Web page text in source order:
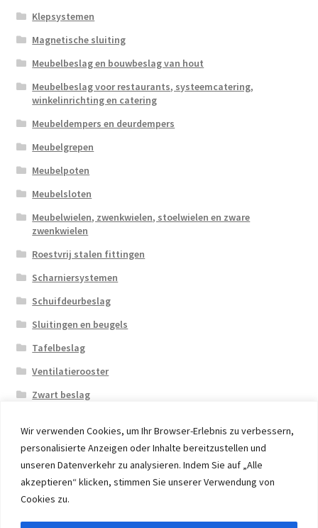
Wir verwenden Cookies, um Ihr Browser-Erlebnis zu verbessern,
personalisierte Anzeigen oder Inhalte bereitzustellen und
unseren Datenverkehr zu analysieren. Indem Sie auf „Alle
akzeptieren“ klicken, stimmen Sie unserer Verwendung von
Cookies zu.
Klepsystemen
Magnetische sluiting
Meubelbeslag en bouwbeslag van hout
Meubelbeslag voor restaurants, systeemcatering,
winkelinrichting en catering
Meubeldempers en deurdempers
Meubelgrepen
Meubelpoten
Meubelsloten
Meubelwielen, zwenkwielen, stoelwielen en zware
zwenkwielen
Roestvrij stalen fittingen
Scharniersystemen
Schuifdeurbeslag
Sluitingen en beugels
Tafelbeslag
Ventilatierooster
Zwart beslag
© 2026 Eruon Trade UG, Germany, member of the ERUON